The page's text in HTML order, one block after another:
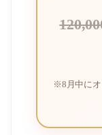
※8月中にオ